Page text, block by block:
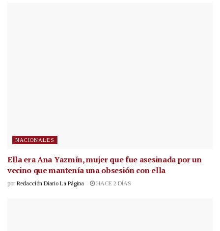
NACIONALES
Ella era Ana Yazmín, mujer que fue asesinada por un
vecino que mantenía una obsesión con ella
por Redacción Diario La Página HACE 2 DÍAS